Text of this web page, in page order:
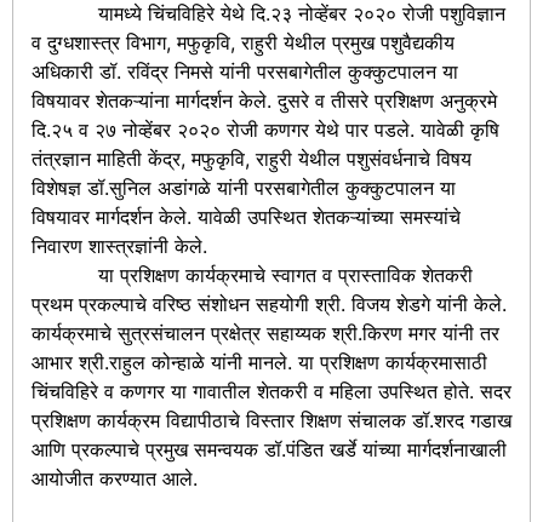
यामध्ये चिंचविहिरे येथे दि.२३ नोव्हेंबर २०२० रोजी पशुविज्ञान
व दुग्धशास्त्र विभाग, मफुकृवि, राहुरी येथील प्रमुख पशुवैद्यकीय
अधिकारी डॉ. रविंद्र निमसे यांनी परसबागेतील कुक्कुटपालन या
विषयावर शेतकऱ्यांना मार्गदर्शन केले. दुसरे व तीसरे प्रशिक्षण अनुक्रमे
दि.२५ व २७ नोव्हेंबर २०२० रोजी कणगर येथे पार पडले. यावेळी कृषि
तंत्रज्ञान माहिती केंद्र, मफुकृवि, राहुरी येथील पशुसंवर्धनाचे विषय
विशेषज्ञ डॉ.सुनिल अडांगळे यांनी परसबागेतील कुक्कुटपालन या
विषयावर मार्गदर्शन केले. यावेळी उपस्थित शेतकऱ्यांच्या समस्यांचे
निवारण शास्त्रज्ञांनी केले.
या प्रशिक्षण कार्यक्रमाचे स्वागत व प्रास्ताविक शेतकरी
प्रथम प्रकल्पाचे वरिष्ठ संशोधन सहयोगी श्री. विजय शेडगे यांनी केले.
कार्यक्रमाचे सुत्रसंचालन प्रक्षेत्र सहाय्यक श्री.किरण मगर यांनी तर
आभार श्री.राहुल कोन्हाळे यांनी मानले. या प्रशिक्षण कार्यक्रमासाठी
चिंचविहिरे व कणगर या गावातील शेतकरी व महिला उपस्थित होते. सदर
प्रशिक्षण कार्यक्रम विद्यापीठाचे विस्तार शिक्षण संचालक डॉ.शरद गडाख
आणि प्रकल्पाचे प्रमुख समन्वयक डॉ.पंडित खर्डे यांच्या मार्गदर्शनाखाली
आयोजीत करण्यात आले.